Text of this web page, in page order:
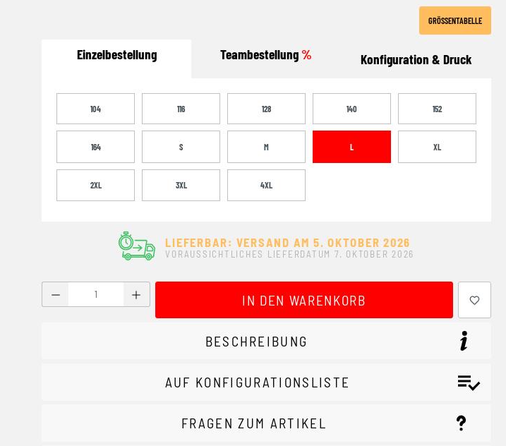
GRÖSSENTABELLE
Einzelbestellung Teambestellung% Konfiguration & Druck
104 116 128 140 152
164 S M L XL
2XL 3XL 4XL
LIEFERBAR: VERSAND AM 5. OKTOBER 2026
VORAUSSICHTLICHES LIEFERDATUM 7. OKTOBER 2026
Produkt Anzahl: Gib den gewünschten Wert ein oder benutze die Schaltflächen
IN DEN WARENKORB
BESCHREIBUNG
AUF KONFIGURATIONSLISTE
FRAGEN ZUM ARTIKEL